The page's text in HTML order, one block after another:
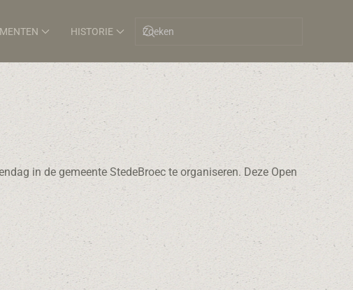
HISTORIE
in de gemeente StedeBroec te organiseren. Deze Open